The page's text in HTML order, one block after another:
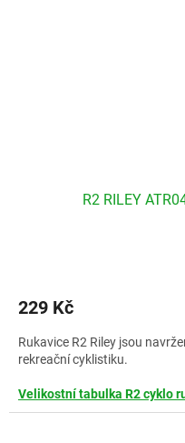
R2 RILEY
229 Kč
Rukavice R2 Riley jsou
rekreační cyklistiku.
Velikostní tabulka R2 cyklo